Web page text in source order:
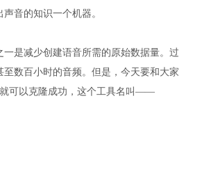
音的知识一个机器。
一是减少创建语音所需的原始数据量。过
至数百小时的音频。但是，今天要和大家
可以克隆成功，这个工具名叫——